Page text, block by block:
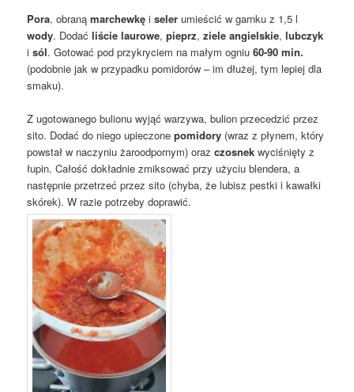
Pora, obranąmarchewkę iseler umieścić w garnku z 1,5 l
wody. Dodaćliście laurowe,pieprz,ziele angielskie,lubczyk
isól. Gotować pod przykryciem na małym ogniu 60-90 min.
(podobnie jak w przypadku pomidorów – im dłużej, tym lepiej dla
smaku).
Z ugotowanego bulionu wyjąć warzywa, bulion przecedzić przez
sito. Dodać do niego upieczonepomidory (wraz z płynem, który
powstał w naczyniu żaroodpornym) orazczosnek wyciśnięty z
łupin. Całość dokładnie zmiksować przy użyciu blendera, a
następnie przetrzeć przez sito (chyba, że lubisz pestki i kawałki
skórek). W razie potrzeby doprawić.